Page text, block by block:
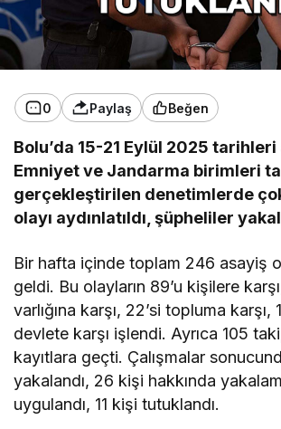
0 Paylaş Beğen
Bolu’da 15-21 Eylül 2025 tarihleri
Emniyet ve Jandarma birimleri
gerçekleştirilen denetimlerde
olayı aydınlatıldı, şüpheliler
Bir hafta içinde toplam 246 asayiş
geldi. Bu olayların 89’u kişilere
varlığına karşı, 22’si topluma karşı,
devlete karşı işlendi. Ayrıca 105
kayıtlara geçti. Çalışmalar
yakalandı, 26 kişi hakkında
uygulandı, 11 kişi tutuklandı.